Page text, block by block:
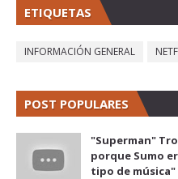
ETIQUETAS
INFORMACIÓN GENERAL
POST POPULARES
"Superman"
porque Sumo
tipo de música"